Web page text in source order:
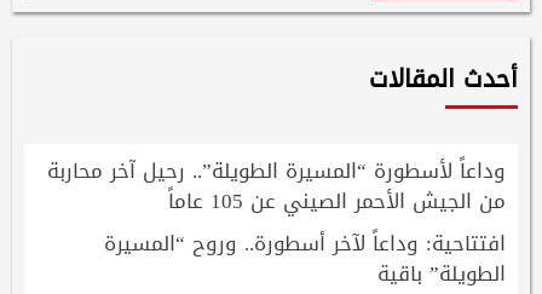
أحدث المقالات
وداعاً لأسطورة “المسيرة الطويلة”.. رحيل آخر محاربة
من الجيش الأحمر الصيني عن 105 عاماً
افتتاحية: وداعاً لآخر أسطورة.. وروح “المسيرة
الطويلة” باقية